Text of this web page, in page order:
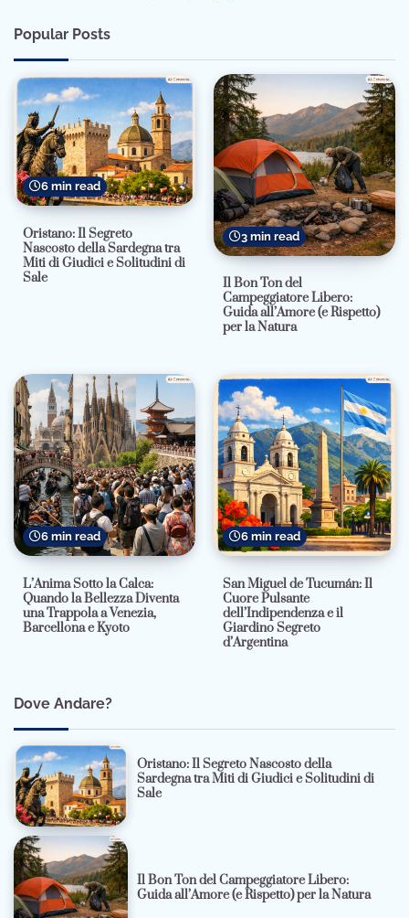
Popular Posts
6 min read
Oristano: Il Segreto
Nascosto della Sardegna tra
Miti di Giudici e Solitudini di
Sale
3 min read
Il Bon Ton del
Campeggiatore Libero:
Guida all’Amore (e Rispetto)
per la Natura
6 min read
L’Anima Sotto la Calca:
Quando la Bellezza Diventa
una Trappola a Venezia,
Barcellona e Kyoto
6 min read
San Miguel de Tucumán: Il
Cuore Pulsante
dell’Indipendenza e il
Giardino Segreto
d’Argentina
Dove Andare?
Oristano: Il Segreto Nascosto della
Sardegna tra Miti di Giudici e Solitudini di
Sale
Il Bon Ton del Campeggiatore Libero:
Guida all’Amore (e Rispetto) per la Natura